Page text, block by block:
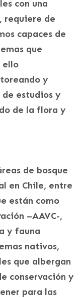
con una
requiere de
capaces de
que
ello
y
estudios y
de la flora y
de bosque
en Chile, entre
están como
–AAVC-,
y fauna
nativos,
que albergan
conservación y
para las